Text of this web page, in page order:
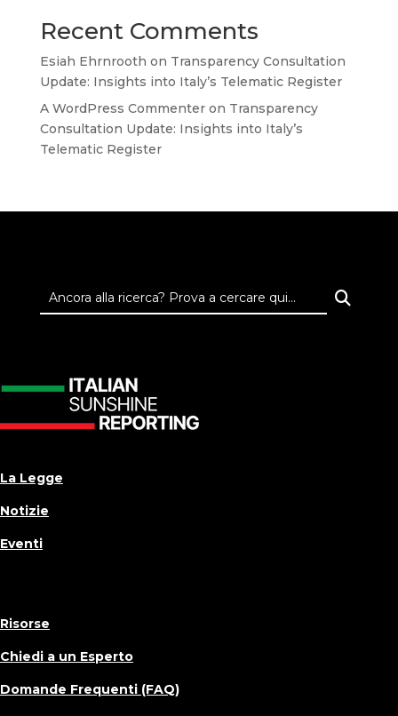
Recent Comments
Esiah Ehrnrooth on Transparency Consultation
Update: Insights into Italy’s Telematic Register
A WordPress Commenteron Transparency
Consultation Update: Insights into Italy’s
Telematic Register
La Legge
Notizie
Eventi
Risorse
Chiedi a un Esperto
Domande Frequenti (FAQ)